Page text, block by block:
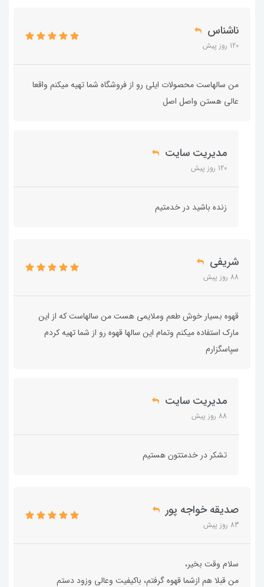
ناشناس
120 روز پیش
من سالهاست محصولات ایلی رو از فروشگاه شما تهیه میکنم واقعا
عالی هستن واصل اصل
مدیریت سایت
120 روز پیش
زنده باشید در خدمتیم
شریفی
88 روز پیش
قهوه بسیار خوش طعم وملایمی هست من سالهاست که از این
مارک استفاده میکنم وتمام این سالها قهوه رو از شما تهیه کردم
سپاسگزارم
مدیریت سایت
88 روز پیش
تشکر در خدمتتون هستیم
صدیقه خواجه پور
83 روز پیش
سلام وقت بخیر،
من قبلا هم ازشما قهوه گرفتم، باکیفیت وعالی وزود دستم